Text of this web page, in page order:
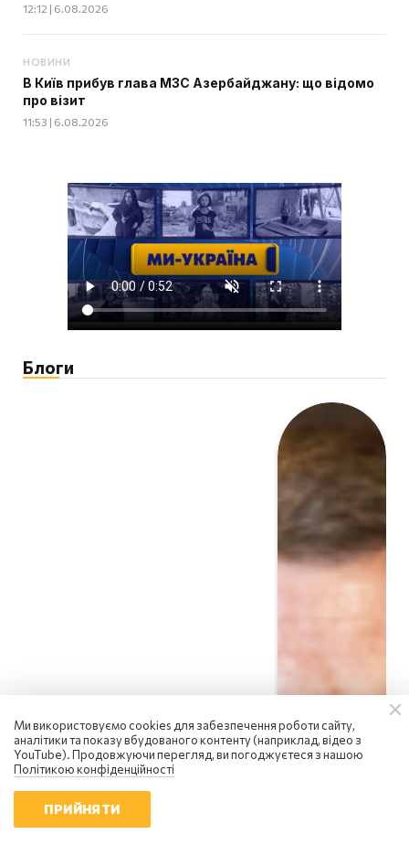
12:12 | 6.08.2026
НОВИНИ
В Київ прибув глава МЗС Азербайджану: що відомо
про візит
11:53 | 6.08.2026
Блоги
Сергій Фурса
Масовані удари балістикою не
Ми використовуємо cookies для забезпечення роботи сайту,
аналітики та показу вбудованого контенту (наприклад, відео з
YouTube). Продовжуючи перегляд, ви погоджуєтеся з нашою
Політикою конфіденційності
ПРИЙНЯТИ